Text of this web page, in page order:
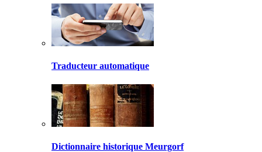
Traducteur automatique
Dictionnaire historique Meurgorf